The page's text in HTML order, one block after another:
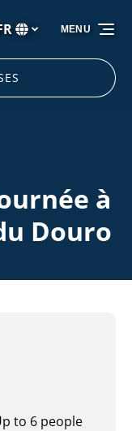
Sélectionnez
votre
MENU
à
Douro
to 6 people